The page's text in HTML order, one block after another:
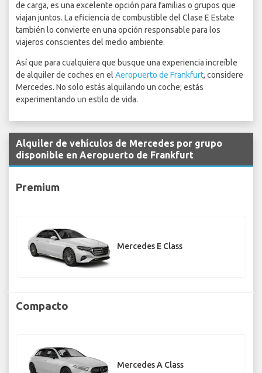
de carga, es una excelente opción para familias o grupos que
viajan juntos. La eficiencia de combustible del Clase E Estate
también lo convierte en una opción responsable para los
viajeros conscientes del medio ambiente.
Así que para cualquiera que busque una experiencia increíble
de alquiler de coches en el Aeropuerto de Frankfurt, considere
Mercedes. No solo estás alquilando un coche; estás
experimentando un estilo de vida.
Alquiler de vehículos de Mercedes por grupo
disponible en Aeropuerto de Frankfurt
Premium
Mercedes E Class
Compacto
Mercedes A Class